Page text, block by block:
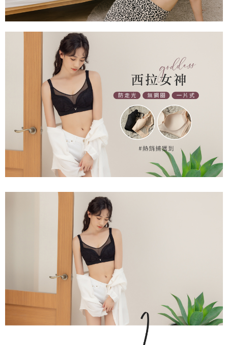
三、聲明條款
「AFTEE先享後付」(下稱本服務)乃由恩沛科技股份有限公司(下稱 AFTEE )
所提供，並由 AFTEE 向您收取款項。因使用本服務所須提供之個人資料(包
含但不限於訂購人姓名、電話，收件人姓名、電話、收件地址)，將交付予
AFTEE 於本服務必要服務範圍內運用。關於 AFTEE 對於個人資料之蒐集、
處理、利用，詳參 AFTEE 官網之『個人資料蒐集、處理及利用告知聲明』
https://aftee.tw/privacypolicy/
若款項超過繳費期限，將根據當次的金額加收年利率 16% 的逾期滯納金。
未成年的使用者，請事先徵得法定代理人或監護人之同意方可使用
若您對於個人資料之處理、利用有任何疑問，或欲行使相關法律權利，請聯
繫恩沛科技股份有限公司。若您不同意我們將上開所示之個人資料，連同必
要之購買訂單資訊提供予 AFTEE ，或讓 AFTEE 蒐集處理利用您的個人資
料，請勿選用本服務。
每笔NT$80，满NT$799(含以上)免运费
7-11取貨付款
每笔NT$80，满NT$799(含以上)免运费
付款後7-11取貨
每笔NT$80，满NT$799(含以上)免运费
7-11取貨(快速到店)
每笔NT$90
宅配/離島不配送
每笔NT$80，满NT$890(含以上)免运费
每笔NT$120